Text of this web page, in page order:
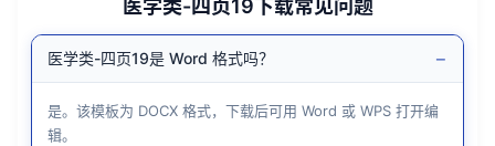
医学类-四页19下载常见问题
医学类-四页19是 Word 格式吗？ −
是。该模板为 DOCX 格式，下载后可用 Word 或 WPS 打开编
辑。